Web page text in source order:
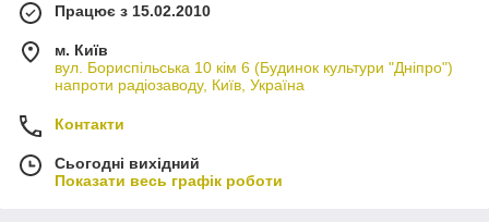
Працює з 15.02.2010
м. Київ
вул. Бориспільська 10 кім 6 (Будинок культури "Дніпро")
напроти радіозаводу, Київ, Україна
Контакти
Сьогодні вихідний
Показати весь графік роботи